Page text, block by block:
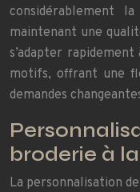
considérablement
maintenant une
s’adapter
motifs, offrant une
demandes
broderie à
La personnalisation